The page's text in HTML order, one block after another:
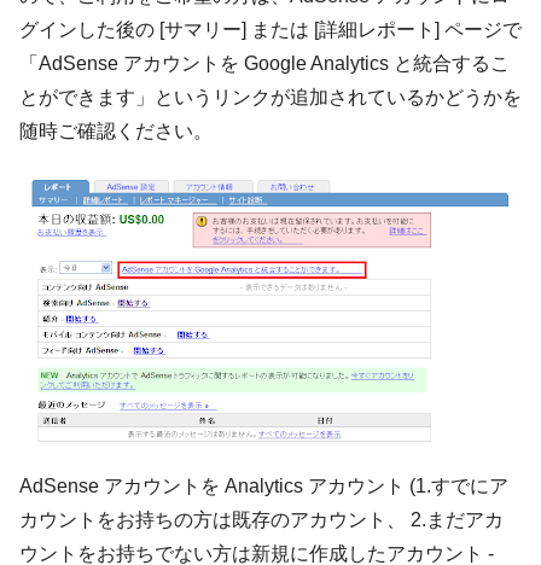
グインした後の [サマリー] または [詳細レポート] ページで
「AdSense アカウントを Google Analytics と統合するこ
とができます」というリンクが追加されているかどうかを
随時ご確認ください。
AdSense アカウントを Analytics アカウント (1.すでにア
カウントをお持ちの方は既存のアカウント、 2.まだアカ
ウントをお持ちでない方は新規に作成したアカウント -